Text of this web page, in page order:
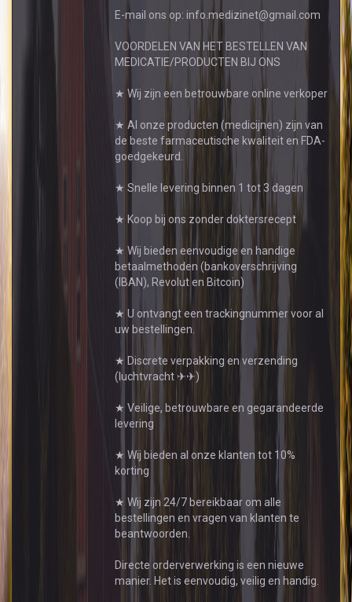
E-mail ons op: info.medizinet@gmail.com
VOORDELEN VAN HET BESTELLEN VAN
MEDICATIE/PRODUCTEN BIJ ONS
★ Wij zijn een betrouwbare online verkoper
★ Al onze producten (medicijnen) zijn van
de beste farmaceutische kwaliteit en FDA-
goedgekeurd.
★ Snelle levering binnen 1 tot 3 dagen
★ Koop bij ons zonder doktersrecept
★ Wij bieden eenvoudige en handige
betaalmethoden (bankoverschrijving
(IBAN), Revolut en Bitcoin)
★ U ontvangt een trackingnummer voor al
uw bestellingen.
★ Discrete verpakking en verzending
(luchtvracht ✈✈)
★ Veilige, betrouwbare en gegarandeerde
levering
★ Wij bieden al onze klanten tot 10%
korting
★ Wij zijn 24/7 bereikbaar om alle
bestellingen en vragen van klanten te
beantwoorden.
Directe orderverwerking is een nieuwe
manier. Het is eenvoudig, veilig en handig.